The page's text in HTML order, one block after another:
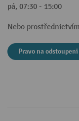
pá, 07:30 - 15:00
Nebo
Pravo na